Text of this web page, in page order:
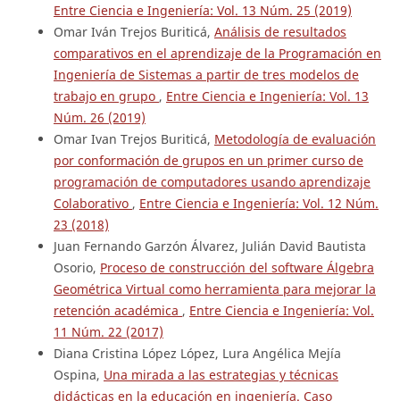
Entre Ciencia e Ingeniería: Vol. 13 Núm. 25 (2019)
Omar Iván Trejos Buriticá, Análisis de resultados
comparativos en el aprendizaje de la Programación en
Ingeniería de Sistemas a partir de tres modelos de
trabajo en grupo , Entre Ciencia e Ingeniería: Vol. 13
Núm. 26 (2019)
Omar Ivan Trejos Buriticá, Metodología de evaluación
por conformación de grupos en un primer curso de
programación de computadores usando aprendizaje
Colaborativo , Entre Ciencia e Ingeniería: Vol. 12 Núm.
23 (2018)
Juan Fernando Garzón Álvarez, Julián David Bautista
Osorio, Proceso de construcción del software Álgebra
Geométrica Virtual como herramienta para mejorar la
retención académica , Entre Ciencia e Ingeniería: Vol.
11 Núm. 22 (2017)
Diana Cristina López López, Lura Angélica Mejía
Ospina, Una mirada a las estrategias y técnicas
didácticas en la educación en ingeniería. Caso